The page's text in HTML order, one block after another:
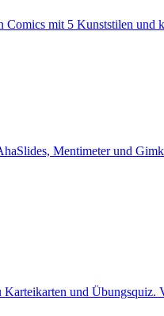
mit 5 Kunststilen und
Mentimeter und
und Übungsquiz.